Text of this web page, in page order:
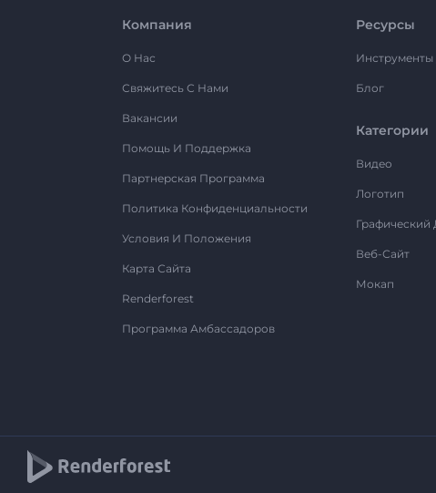
Компания
О Нас
Свяжитесь С Нами
Вакансии
Помощь И Поддержка
Партнерская Программа
Политика Конфиденциальности
Условия И Положения
Карта Сайта
Renderforest
Программа Амбассадоров
Ресурсы
Блог
Категории
Видео
Логотип
Графический
Веб-Сайт
Мокап